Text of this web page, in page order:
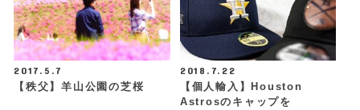
2017.5.7
【秩父】羊山公園の芝桜
2018.7.22
【個人輸入】Houston
Astrosのキャップを